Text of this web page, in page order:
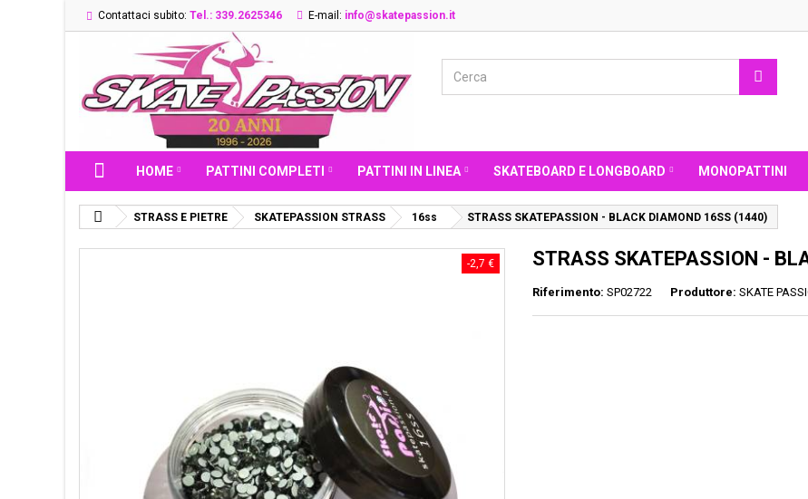
Contattaci subito: Tel.: 339.2625346 E-mail: info@skatepassion.it
HOME PATTINI COMPLETI PATTINI IN LINEA SKATEBOARD E LONGBOARD MONOPATTINI
STRASS E PIETRE SKATEPASSION STRASS 16ss STRASS SKATEPASSION - BLACK DIAMOND 16SS (1440)
-2,7 € STRASS SKATEPASSION -
Riferimento: SP02722 Produttore: SKATE